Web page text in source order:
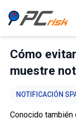
Cómo
muestre
NOTIFICACIÓN
Conocido también